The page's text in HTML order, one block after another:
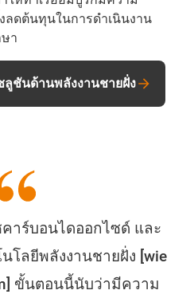
ลดต้นทุนในการดำเนินงาน
า
ลูชันด้านพลังงานชายฝั่ง
าร์บอนไดออกไซด์ และ
โลยีพลังงานชายฝั่ง [wie
ขั้นตอนนี้นับว่ามีความ